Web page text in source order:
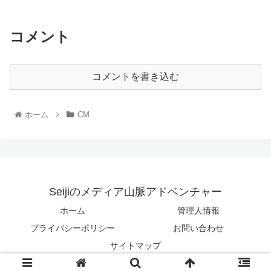
コメント
コメントを書き込む
ホーム CM
Seijiのメディア山脈アドベンチャー
ホーム
管理人情報
プライバシーポリシー
お問い合わせ
サイトマップ
© 2021 Seijiのメディア山脈アドベンチャー.